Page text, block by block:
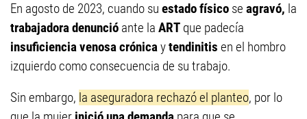
En agosto de 2023, cuando su estado físico se agravó, la
trabajadora denunció ante la ART que padecía
insuficiencia venosa crónicaytendinitis en el hombro
izquierdo como consecuencia de su trabajo.
Sin embargo, la aseguradora rechazó el planteo, por lo